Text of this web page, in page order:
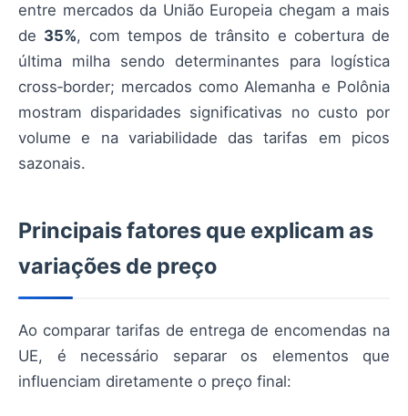
entre mercados da União Europeia chegam a mais
de 35%, com tempos de trânsito e cobertura de
última milha sendo determinantes para logística
cross‑border; mercados como Alemanha e Polônia
mostram disparidades significativas no custo por
volume e na variabilidade das tarifas em picos
sazonais.
Principais fatores que explicam as
variações de preço
Ao comparar tarifas de entrega de encomendas na
UE, é necessário separar os elementos que
influenciam diretamente o preço final: